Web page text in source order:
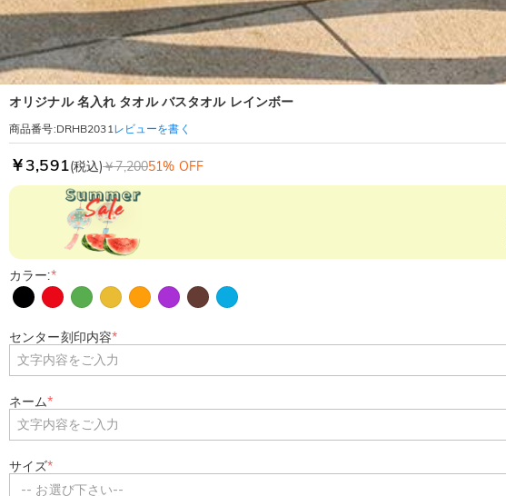
オリジナル 名入れ タオル バスタオル レインボー
商品番号:DRHB2031レビューを書く
￥3,591(税込)￥7,20051% OFF
カラー:*
センター刻印内容*
ネーム*
サイズ*
-- お選び下さい--